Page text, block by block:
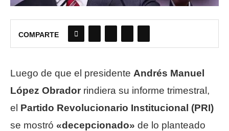
COMPARTE
Luego de que el presidente Andrés Manuel
López Obrador rindiera su informe trimestral,
el Partido Revolucionario Institucional (PRI)
se mostró «decepcionado» de lo planteado